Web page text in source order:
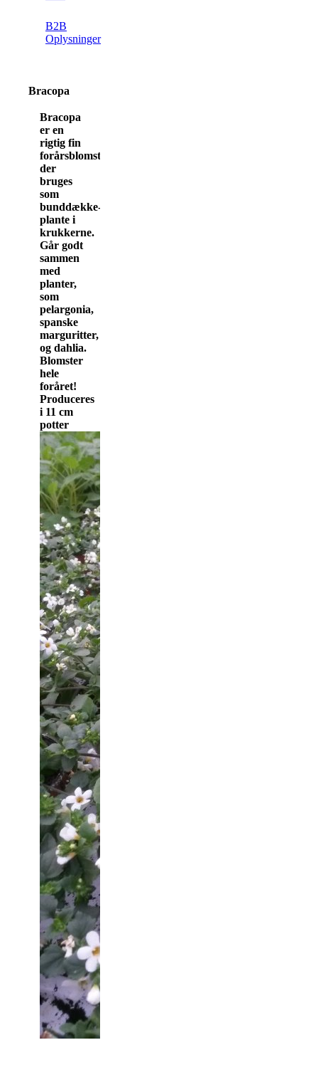
B2B
Oplysninger
Bracopa
Bracopa
er en
rigtig fin
forårsblomst
der
bruges
som
bunddække-
plante i
krukkerne.
Går godt
sammen
med
planter,
som
pelargonia,
spanske
marguritter,
og dahlia.
Blomster
hele
foråret!
Produceres
i 11 cm
potter